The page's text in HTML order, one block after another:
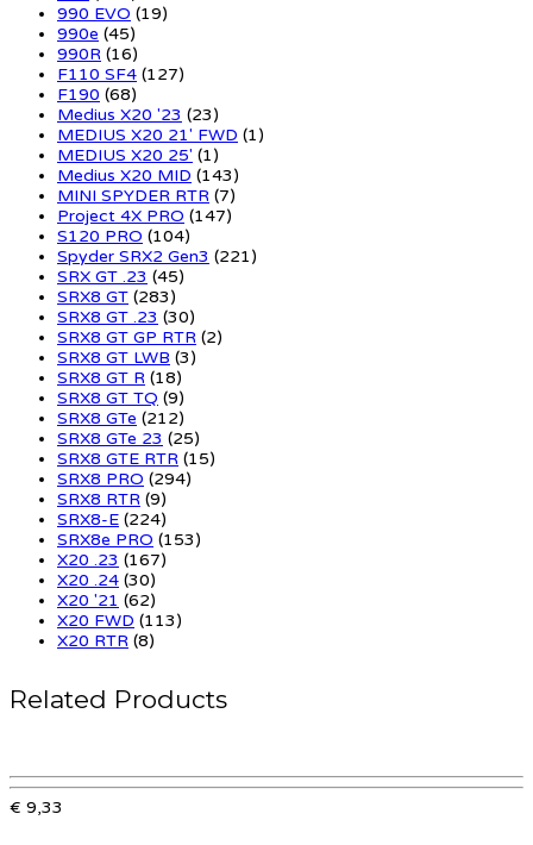
990 EVO (19)
990e (45)
990R (16)
F110 SF4 (127)
F190 (68)
Medius X20 '23 (23)
MEDIUS X20 21' FWD (1)
MEDIUS X20 25' (1)
Medius X20 MID (143)
MINI SPYDER RTR (7)
Project 4X PRO (147)
S120 PRO (104)
Spyder SRX2 Gen3 (221)
SRX GT .23 (45)
SRX8 GT (283)
SRX8 GT .23 (30)
SRX8 GT GP RTR (2)
SRX8 GT LWB (3)
SRX8 GT R (18)
SRX8 GT TQ (9)
SRX8 GTe (212)
SRX8 GTe 23 (25)
SRX8 GTE RTR (15)
SRX8 PRO (294)
SRX8 RTR (9)
SRX8-E (224)
SRX8e PRO (153)
X20 .23 (167)
X20 .24 (30)
X20 '21 (62)
X20 FWD (113)
X20 RTR (8)
Related Products
€ 9,33